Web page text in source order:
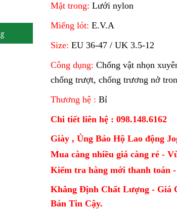
Mặt trong: Lưới nylon
Miếng lót: E.V.A
Size: EU 36-47 / UK 3.5-12
Công dụng: Chống vật nhọn
chống trượt, chống trương nở
Thương hệ : Bỉ
Chi tiết liên hệ : 098.148.6162
Giày , Ủng Bảo Hộ Lao động
Mua càng nhiều giá càng rẻ -
Kiểm tra hàng mới thanh toán
Khẳng Định Chất Lượng - Giá
Bán Tin Cậy.